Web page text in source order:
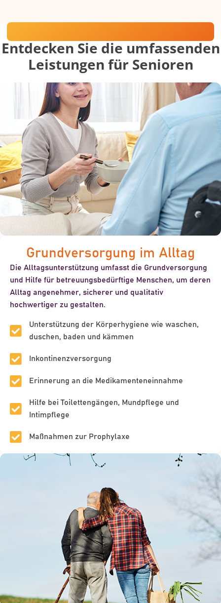
Familie sehr dankbar.
Häusliche Betreuung mit Herz
Entdecken Sie die umfassenden
Leistungen für Senioren
Grundversorgung im Alltag
Die Alltagsunterstützung umfasst die Grundversorgung
und Hilfe für betreuungsbedürftige Menschen, um deren
Alltag angenehmer, sicherer und qualitativ
hochwertiger zu gestalten.
Unterstützung der Körperhygiene wie waschen,
duschen, baden und kämmen
Inkontinenzversorgung
Erinnerung an die Medikamenteneinnahme
Hilfe bei Toilettengängen, Mundpflege und
Intimpflege
Maßnahmen zur Prophylaxe